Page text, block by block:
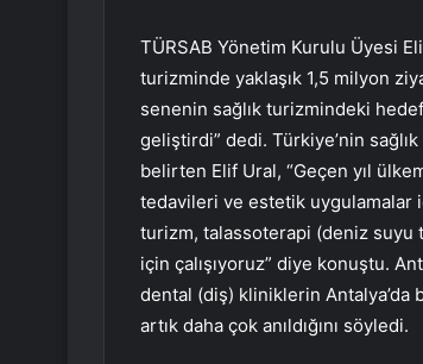
TÜRSAB Yönetim Kurulu Üyesi
turizminde yaklaşık 1,5 milyon
senenin sağlık turizmindeki
geliştirdi” dedi. Türkiye’nin
belirten Elif Ural, “Geçen yıl
tedavileri ve estetik uygulamalar
turizm, talassoterapi (deniz
için çalışıyoruz” diye konuştu.
dental (diş) kliniklerin Antalya’da
artık daha çok anıldığını söyledi.